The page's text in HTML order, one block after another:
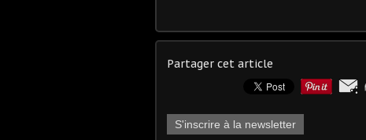
Partager cet article
S'inscrire à la newsletter